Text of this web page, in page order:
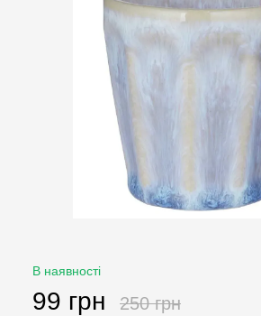
В наявності
99 грн 250 грн